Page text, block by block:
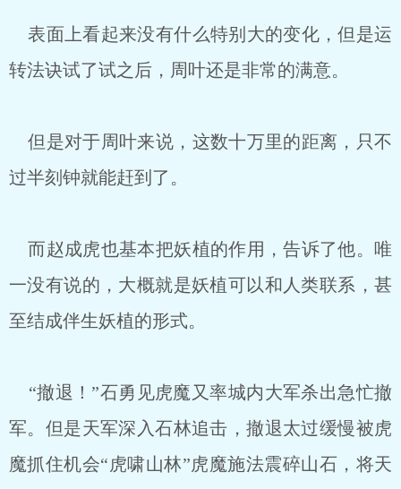
表面上看起来没有什么特别大的变化，但是运
转法诀试了试之后，周叶还是非常的满意。
但是对于周叶来说，这数十万里的距离，只不
过半刻钟就能赶到了。
而赵成虎也基本把妖植的作用，告诉了他。唯
一没有说的，大概就是妖植可以和人类联系，甚
至结成伴生妖植的形式。
“撤退！”石勇见虎魔又率城内大军杀出急忙撤
军。但是天军深入石林追击，撤退太过缓慢被虎
魔抓住机会“虎啸山林”虎魔施法震碎山石，将天